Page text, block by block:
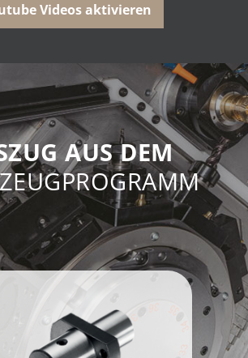
Videos aktivieren
AUS DEM